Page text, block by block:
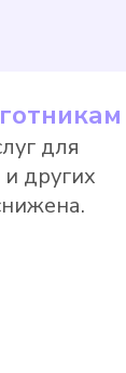
для
других